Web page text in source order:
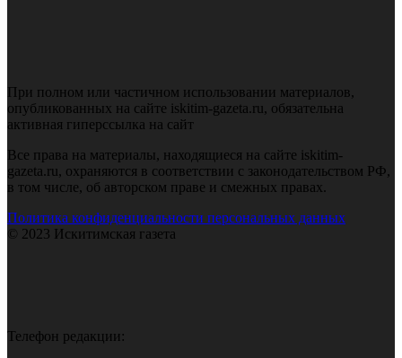
При полном или частичном использовании материалов,
опубликованных на сайте iskitim-gazeta.ru, обязательна
активная гиперссылка на сайт
Все права на материалы, находящиеся на сайте iskitim-
gazeta.ru, охраняются в соответствии с законодательством РФ,
в том числе, об авторском праве и смежных правах.
Политика конфиденциальности персональных данных
© 2023 Искитимская газета
Телефон редакции: